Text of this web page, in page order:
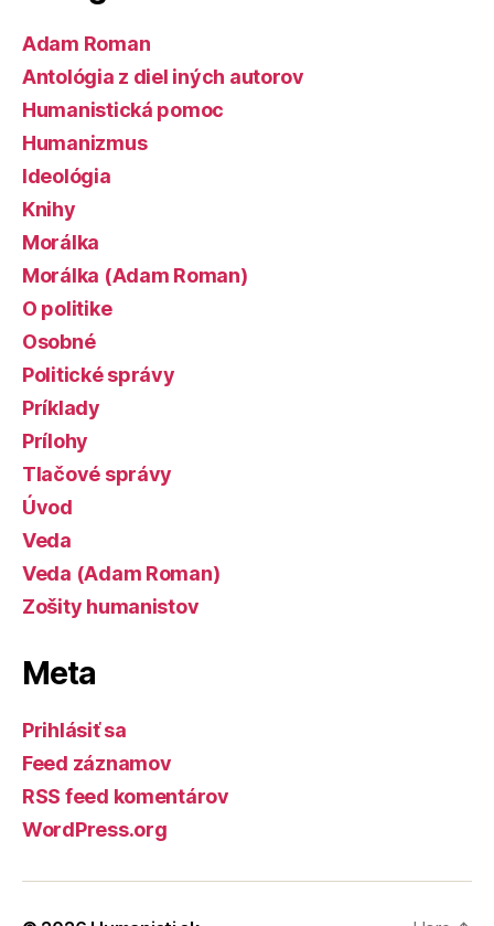
Adam Roman
Antológia z diel iných autorov
Humanistická pomoc
Humanizmus
Ideológia
Knihy
Morálka
Morálka (Adam Roman)
O politike
Osobné
Politické správy
Príklady
Prílohy
Tlačové správy
Úvod
Veda
Veda (Adam Roman)
Zošity humanistov
Meta
Prihlásiť sa
Feed záznamov
RSS feed komentárov
WordPress.org